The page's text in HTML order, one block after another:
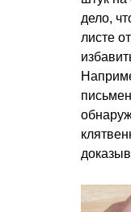
дело,
листе